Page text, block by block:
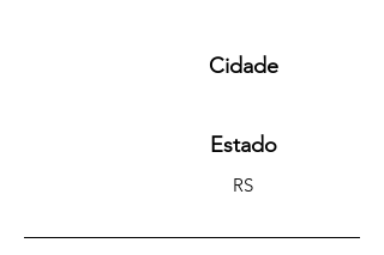
Cidade
Estado
RS